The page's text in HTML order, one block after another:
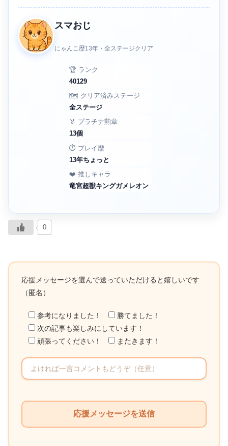
スマおじ
にゃんこ歴13年・全ステージクリア
🏆 ランク
40129
🗺️ クリア済みステージ
全ステージ
🏅 プラチナ勲章
13個
⏱️ プレイ歴
13年ちょっと
❤️ 推しキャラ
竜宮超獣キングガメレオン
0
応援メッセージを選んで送っていただけると嬉しいです
（匿名）
参考になりました！
勝てました！
次の記事も楽しみにしています！
頑張ってください！
またきます！
フ